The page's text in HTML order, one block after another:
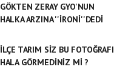
GÖKTEN ZERAY GYO'NUN
HALKA ARZINA ''İRONİ''DEDİ
İLÇE TARIM SİZ BU FOTOĞRAFI
HALA GÖRMEDİNİZ Mİ ?